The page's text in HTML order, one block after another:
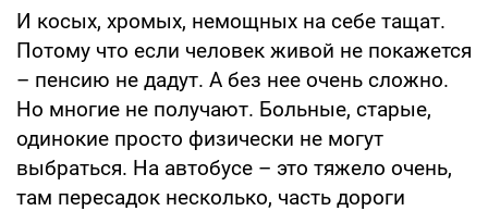
И косых, хромых, немощных на себе тащат.
Потому что если человек живой не покажется
– пенсию не дадут. А без нее очень сложно.
Но многие не получают. Больные, старые,
одинокие просто физически не могут
выбраться. На автобусе – это тяжело очень,
там пересадок несколько, часть дороги